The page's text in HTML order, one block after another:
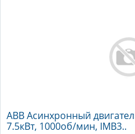
ABB Асинхронный
7.5кВт, 1000об/мин, IMB3..